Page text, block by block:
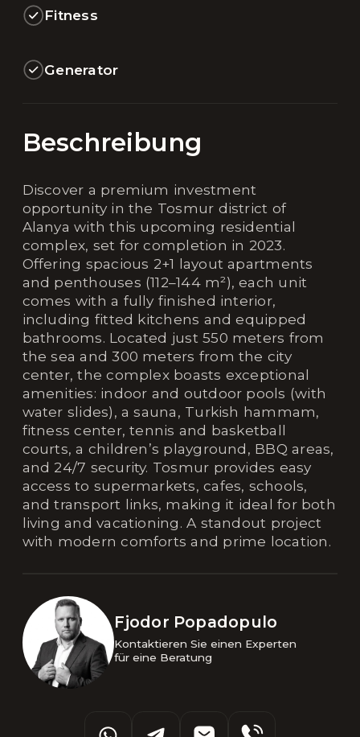
Fitness
Generator
Beschreibung
Discover a premium investment
opportunity in the Tosmur district of
Alanya with this upcoming residential
complex, set for completion in 2023.
Offering spacious 2+1 layout apartments
and penthouses (112–144 m²), each unit
comes with a fully finished interior,
including fitted kitchens and equipped
bathrooms. Located just 550 meters from
the sea and 300 meters from the city
center, the complex boasts exceptional
amenities: indoor and outdoor pools (with
water slides), a sauna, Turkish hammam,
fitness center, tennis and basketball
courts, a children’s playground, BBQ areas,
and 24/7 security. Tosmur provides easy
access to supermarkets, cafes, schools,
and transport links, making it ideal for both
living and vacationing. A standout project
with modern comforts and prime location.
Fjodor Popadopulo
Kontaktieren Sie einen Experten
für eine Beratung